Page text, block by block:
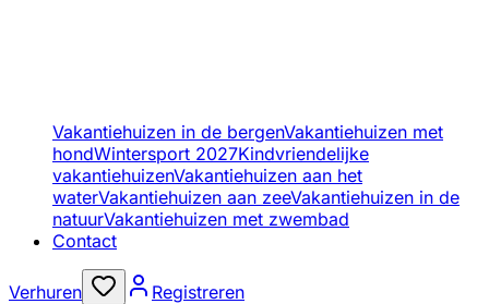
Vakantiehuizen in de bergenVakantiehuizen met
hondWintersport 2027Kindvriendelijke
vakantiehuizenVakantiehuizen aan het
waterVakantiehuizen aan zeeVakantiehuizen in de
natuurVakantiehuizen met zwembad
Contact
Verhuren Registreren